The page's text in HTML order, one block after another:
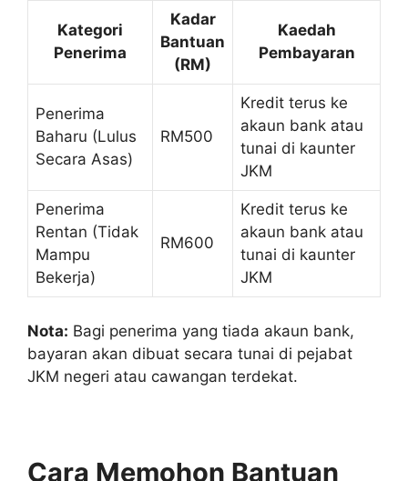
Kategori
Penerima
Kadar
Bantuan
(RM)
Kaedah
Pembayaran
Penerima
Baharu (Lulus
Secara Asas)
RM500
Kredit terus ke
akaun bank atau
tunai di kaunter
JKM
Penerima
Rentan (Tidak
Mampu
Bekerja)
RM600
Kredit terus ke
akaun bank atau
tunai di kaunter
JKM
Nota: Bagi penerima yang tiada akaun bank,
bayaran akan dibuat secara tunai di pejabat
JKM negeri atau cawangan terdekat.
Cara Memohon Bantuan